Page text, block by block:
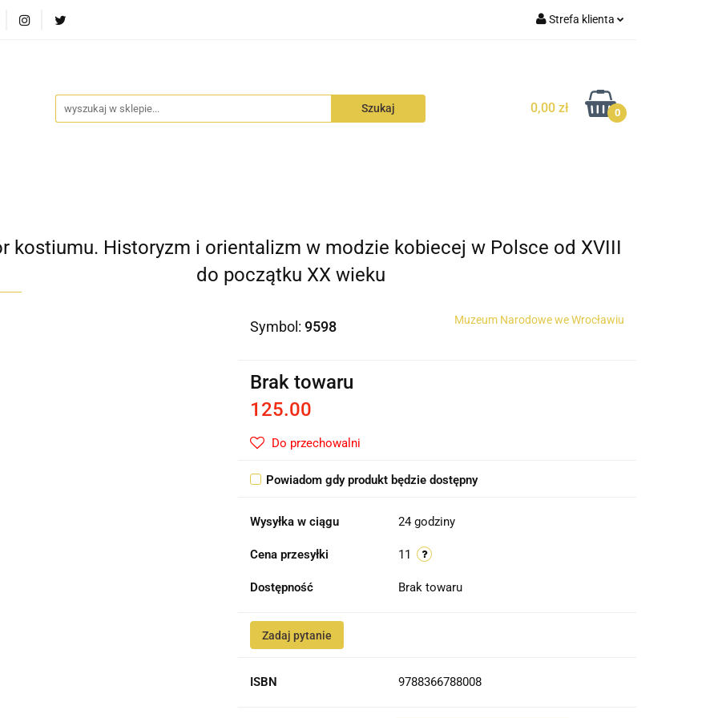
Strefa klienta
Dodaj zgłoszenie
0,00 zł 0
SZUFLADA
kostiumu. Historyzm i orientalizm w modzie kobiecej w Polsce od XVIII
do początku XX wieku
Symbol:9598 Muzeum Narodowe we Wrocławiu
Brak towaru
125.00
Do przechowalni
Powiadom gdy produkt będzie dostępny
Wysyłka w ciągu 24 godziny
Cena przesyłki 11
Dostępność Brak towaru
Zadaj pytanie
ISBN 9788366788008